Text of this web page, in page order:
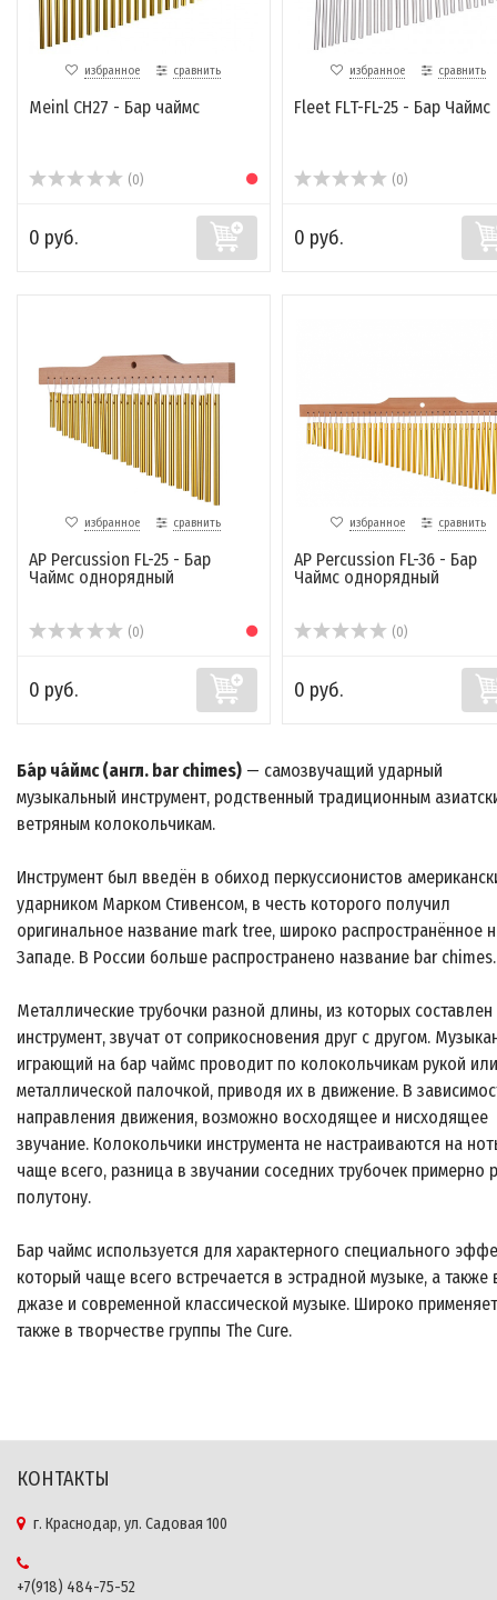
избранное сравнить
Meinl CH27 - Бар чаймс
(0)
0 руб.
избранное сравнить
Fleet FLT-FL-25 - Бар Чаймс
(0)
0 руб.
избранное сравнить
AP Percussion FL-25 - Бар
Чаймс однорядный
(0)
0 руб.
избранное сравнить
AP Percussion FL-36 - Бар
Чаймс однорядный
(0)
0 руб.
Ба́р ча́ймс (англ. bar chimes) — самозвучащий ударный
музыкальный инструмент, родственный традиционным
ветряным колокольчикам.
Инструмент был введён в обиход перкуссионистов
ударником Марком Стивенсом, в честь которого получил
оригинальное название mark tree, широко распространённое
Западе. В России больше распространено название bar chimes.
Металлические трубочки разной длины, из которых составлен
инструмент, звучат от соприкосновения друг с другом.
играющий на бар чаймс проводит по колокольчикам рукой или
металлической палочкой, приводя их в движение. В
направления движения, возможно восходящее и нисходящее
звучание. Колокольчики инструмента не настраиваются на
чаще всего, разница в звучании соседних трубочек примерно
полутону.
Бар чаймс используется для характерного специального
который чаще всего встречается в эстрадной музыке, а также
джазе и современной классической музыке. Широко
также в творчестве группы The Cure.
КОНТАКТЫ
г. Краснодар, ул. Садовая 100
+7(918) 484-75-52